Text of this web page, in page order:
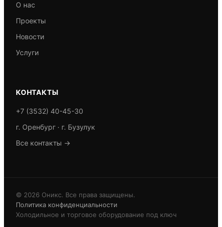
О нас
Проекты
Новости
Услуги
КОНТАКТЫ
+7 (3532) 40-45-30
г. Оренбург · г. Бузулук
Все контакты →
© 2026 Оникс. Все права защищены.
Политика конфиденциальности
Холодильное и торговое оборудование под ключ